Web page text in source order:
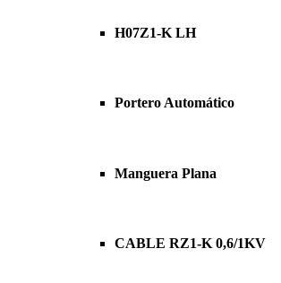
H07Z1-K LH
Portero Automático
Manguera Plana
CABLE RZ1-K 0,6/1KV